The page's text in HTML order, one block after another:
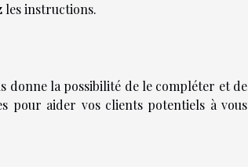
les instructions.
donne la possibilité de le compléter et de
pour aider vos clients potentiels à vous